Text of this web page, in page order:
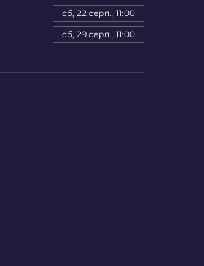
сб, 22 серп., 11:00
сб, 29 серп., 11:00